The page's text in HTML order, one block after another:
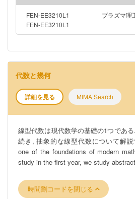
FEN-EE3210L1
FEN-EE3210L1
プラズマ理
代数と幾何
詳細を見る MIMA Search
線型代数は現代数学の基礎の1つであ
続き, 抽象的な線型代数について解説
one of the foundations of modern
study in the first year, we study
時間割コードを閉じる